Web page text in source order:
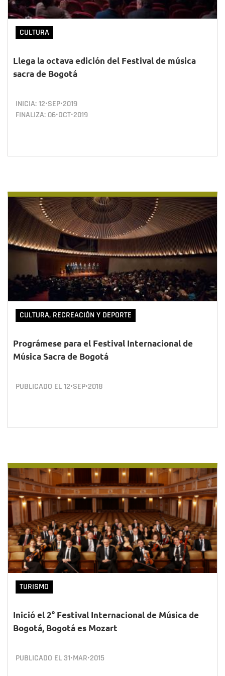
CULTURA
Llega la octava edición del Festival de música
sacra de Bogotá
INICIA:12•SEP•2019
FINALIZA: 06•OCT•2019
CULTURA, RECREACIÓN Y DEPORTE
Prográmese para el Festival Internacional de
Música Sacra de Bogotá
PUBLICADO EL12•SEP•2018
TURISMO
Inició el 2° Festival Internacional de Música de
Bogotá, Bogotá es Mozart
PUBLICADO EL 31•MAR•2015